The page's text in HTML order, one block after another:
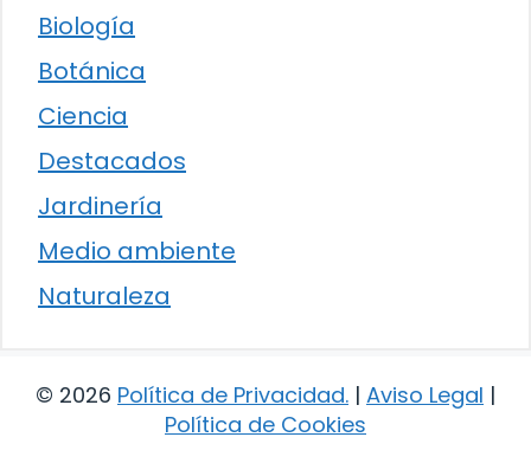
Biología
Botánica
Ciencia
Destacados
Jardinería
Medio ambiente
Naturaleza
© 2026 Política de Privacidad. | Aviso Legal |
Política de Cookies